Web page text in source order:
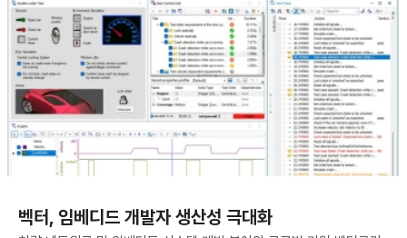
벡터, 임베디드 개발자 생산성 극대화